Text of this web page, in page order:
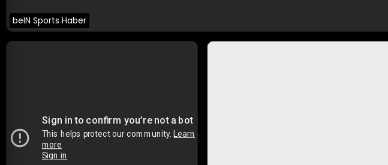
beIN Sports Haber